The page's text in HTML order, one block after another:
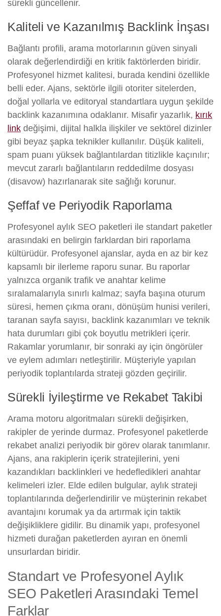
sürekli güncellenir.
Kaliteli ve Kazanılmış Backlink İnşası
Bağlantı profili, arama motorlarının güven sinyali
olarak değerlendirdiği en kritik faktörlerden biridir.
Profesyonel hizmet kalitesi, burada kendini özellikle
belli eder. Ajans, sektörle ilgili otoriter sitelerden,
doğal yollarla ve editoryal standartlara uygun şekilde
backlink kazanımına odaklanır. Misafir yazarlık, kırık
link değişimi, dijital halkla ilişkiler ve sektörel dizinler
gibi beyaz şapka teknikler kullanılır. Düşük kaliteli,
spam puanı yüksek bağlantılardan titizlikle kaçınılır;
mevcut zararlı bağlantıların reddedilme dosyası
(disavow) hazırlanarak site sağlığı korunur.
Şeffaf ve Periyodik Raporlama
Profesyonel aylık SEO paketleri ile standart paketler
arasındaki en belirgin farklardan biri raporlama
kültürüdür. Profesyonel ajanslar, ayda en az bir kez
kapsamlı bir ilerleme raporu sunar. Bu raporlar
yalnızca organik trafik ve anahtar kelime
sıralamalarıyla sınırlı kalmaz; sayfa başına oturum
süresi, hemen çıkma oranı, dönüşüm hunisi verileri,
taranan sayfa sayısı, backlink kazanımları ve teknik
hata durumları gibi çok boyutlu metrikleri içerir.
Rakamlar yorumlanır, bir sonraki ay için öngörüler
ve eylem adımları netleştirilir. Müşteriyle yapılan
periyodik toplantılarda strateji gözden geçirilir.
Sürekli İyileştirme ve Rekabet Takibi
Arama motoru algoritmaları sürekli değişirken,
rakipler de yerinde durmaz. Profesyonel paketlerde
rekabet analizi periyodik bir görev olarak tanımlanır.
Ajans, ana rakiplerin içerik stratejilerini, yeni
kazandıkları backlinkleri ve hedefledikleri anahtar
kelimeleri izler. Elde edilen bulgular, aylık strateji
toplantılarında değerlendirilir ve müşterinin rekabet
avantajını korumak ya da artırmak için taktik
değişikliklere gidilir. Bu dinamik yapı, profesyonel
hizmeti durağan paketlerden ayıran en önemli
unsurlardan biridir.
Standart ve Profesyonel Aylık
SEO Paketleri Arasındaki Temel
Farklar